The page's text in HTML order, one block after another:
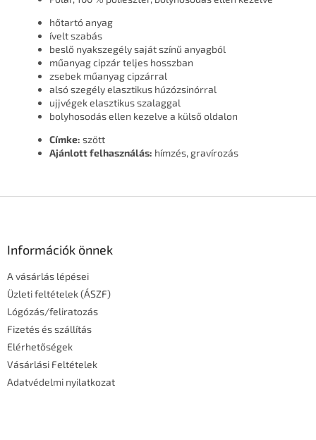
hőtartó anyag
ívelt szabás
beslő nyakszegély saját színű anyagból
műanyag cipzár teljes hosszban
zsebek műanyag cipzárral
alsó szegély elasztikus húzózsinórral
ujjvégek elasztikus szalaggal
bolyhosodás ellen kezelve a külső oldalon
Címke: szött
Ajánlott felhasználás: hímzés, gravírozás
Információk önnek
A vásárlás lépései
Üzleti feltételek (ÁSZF)
Lógózás/feliratozás
Fizetés és szállítás
Elérhetőségek
Vásárlási Feltételek
Adatvédelmi nyilatkozat